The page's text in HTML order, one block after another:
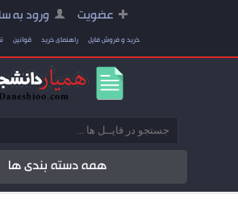
عضویت ورود به
خرید و فروش فایل راهنمای خرید قوانین
همه دسته بندی ها